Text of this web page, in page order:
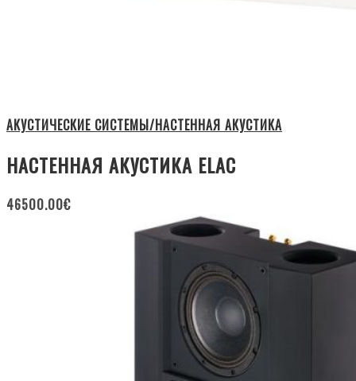
АКУСТИЧЕСКИЕ СИСТЕМЫ/НАСТЕННАЯ АКУСТИКА
НАСТЕННАЯ АКУСТИКА ELAC
46500.00€